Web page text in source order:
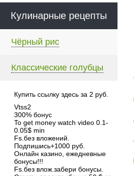
Кулинарные рецепты
Чёрный рис
Классические голубцы
Купить ссылку здесь за 2 руб.
Vtss2
300% бонус
To get money watch video 0.1-
0.05$ min
Fs.без вложений.
Подпишись+1000 руб.
Онлайн казино, ежедневные
бонусы!!!
Fs.без влож.забери бонусы.